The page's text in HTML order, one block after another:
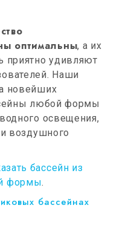
оптимальны, а их
приятно удивляют
Наши
новейших
любой формы
освещения,
воздушного
бассейн из
формы.
бассейнах